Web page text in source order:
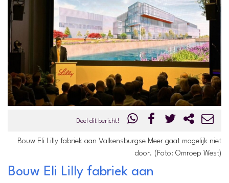
uur 1 van 0 Volgend uur
Deel dit bericht!
Bouw Eli Lilly fabriek aan Valkensburgse Meer gaat mogelijk niet
door. (Foto: Omroep West)
Bouw Eli Lilly fabriek aan